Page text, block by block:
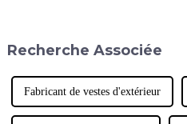
n'importe quel autre vêtement
femmes ont tendance à porter
des soutiens-gorge de sport,…
Recherche Associée
Fabricant de vestes d'extérieur